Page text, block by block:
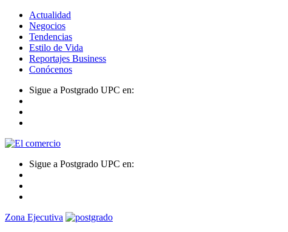
Actualidad
Negocios
Tendencias
Estilo de Vida
Reportajes Business
Conócenos
Sigue a Postgrado UPC en:
Sigue a Postgrado UPC en:
Zona Ejecutiva